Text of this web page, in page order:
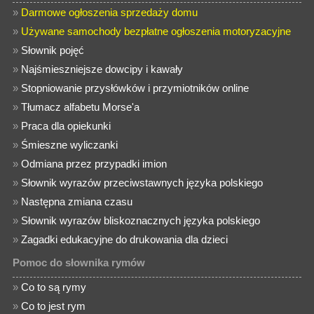
» Darmowe ogłoszenia sprzedaży domu
» Używane samochody bezpłatne ogłoszenia motoryzacyjne
» Słownik pojęć
» Najśmieszniejsze dowcipy i kawały
» Stopniowanie przysłówków i przymiotników online
»Tłumacz alfabetu Morse'a
» Praca dla opiekunki
» Śmieszne wyliczanki
»Odmiana przez przypadki imion
» Słownik wyrazów przeciwstawnych języka polskiego
» Następna zmiana czasu
» Słownik wyrazów bliskoznacznych języka polskiego
»Zagadki edukacyjne do drukowania dla dzieci
Pomoc do słownika rymów
»Co to są rymy
»Co to jest rym